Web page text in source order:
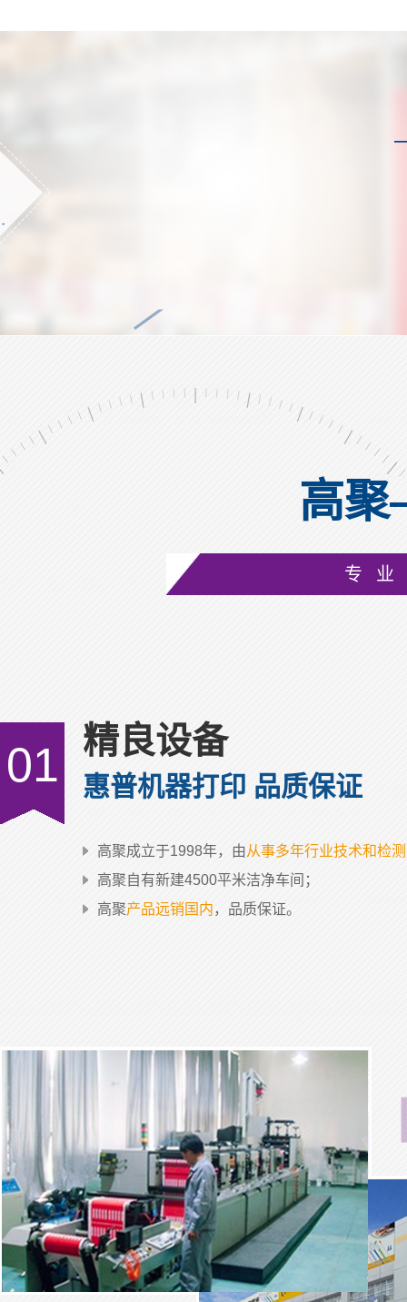
高
专
01 精良设备
惠普机器打印 品质保证
高聚成立于1998年，由从事多年行业技术和检
高聚自有新建4500平米洁净车间；
高聚产品远销国内，品质保证。